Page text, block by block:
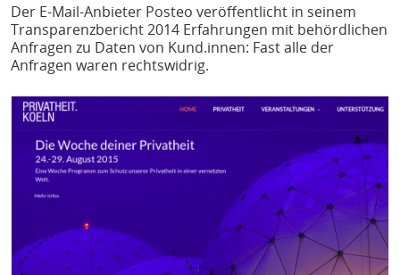
Der E-Mail-Anbieter Posteo veröffentlicht in seinem
Transparenzbericht 2014 Erfahrungen mit behördlichen
Anfragen zu Daten von Kund.innen: Fast alle der
Anfragen waren rechtswidrig.
Bild